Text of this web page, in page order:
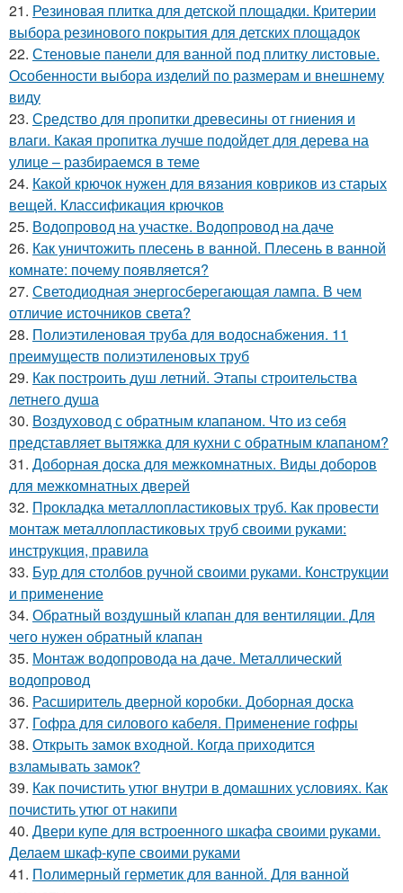
21. Резиновая плитка для детской площадки. Критерии
выбора резинового покрытия для детских площадок
22. Стеновые панели для ванной под плитку листовые.
Особенности выбора изделий по размерам и внешнему
виду
23. Средство для пропитки древесины от гниения и
влаги. Какая пропитка лучше подойдет для дерева на
улице – разбираемся в теме
24. Какой крючок нужен для вязания ковриков из старых
вещей. Классификация крючков
25. Водопровод на участке. Водопровод на даче
26. Как уничтожить плесень в ванной. Плесень в ванной
комнате: почему появляется?
27. Светодиодная энергосберегающая лампа. В чем
отличие источников света?
28. Полиэтиленовая труба для водоснабжения. 11
преимуществ полиэтиленовых труб
29. Как построить душ летний. Этапы строительства
летнего душа
30. Воздуховод с обратным клапаном. Что из себя
представляет вытяжка для кухни с обратным клапаном?
31. Доборная доска для межкомнатных. Виды доборов
для межкомнатных дверей
32. Прокладка металлопластиковых труб. Как провести
монтаж металлопластиковых труб своими руками:
инструкция, правила
33. Бур для столбов ручной своими руками. Конструкции
и применение
34. Обратный воздушный клапан для вентиляции. Для
чего нужен обратный клапан
35. Монтаж водопровода на даче. Металлический
водопровод
36. Расширитель дверной коробки. Доборная доска
37. Гофра для силового кабеля. Применение гофры
38. Открыть замок входной. Когда приходится
взламывать замок?
39. Как почистить утюг внутри в домашних условиях. Как
почистить утюг от накипи
40. Двери купе для встроенного шкафа своими руками.
Делаем шкаф-купе своими руками
41. Полимерный герметик для ванной. Для ванной